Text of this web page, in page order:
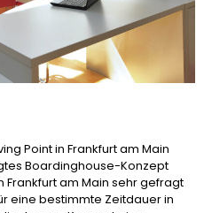
Point in Frankfurt am Main
Boardinghouse-Konzept
am Main sehr gefragt
eine bestimmte Zeitdauer in